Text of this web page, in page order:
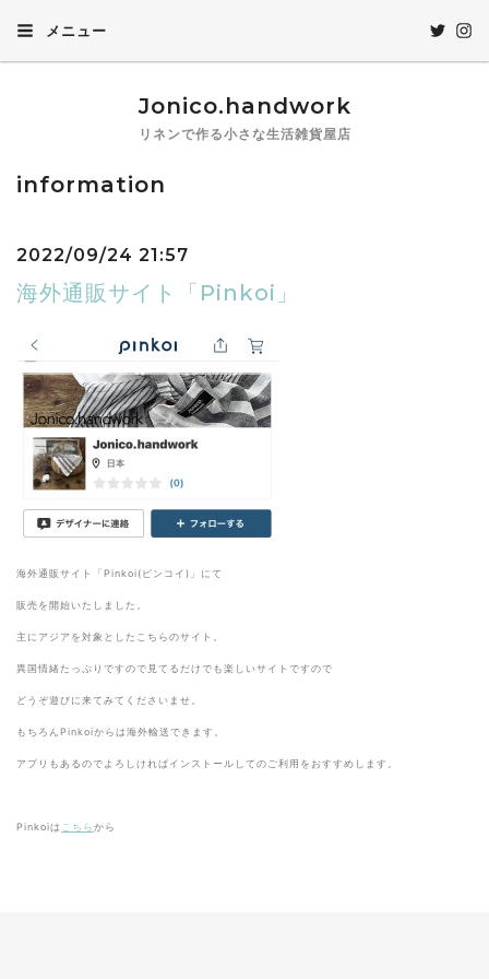
メニュー
Jonico.handwork
リネンで作る小さな生活雑貨屋店
information
2022/09/24 21:57
海外通販サイト「Pinkoi」
海外通販サイト「Pinkoi(ピンコイ)」にて
販売を開始いたしました。
主にアジアを対象としたこちらのサイト。
異国情緒たっぷりですので見てるだけでも楽しいサイトですので
どうぞ遊びに来てみてくださいませ。
もちろんPinkoiからは海外輸送できます。
アプリもあるのでよろしければインストールしてのご利用をおすすめします。
Pinkoiは こちらから